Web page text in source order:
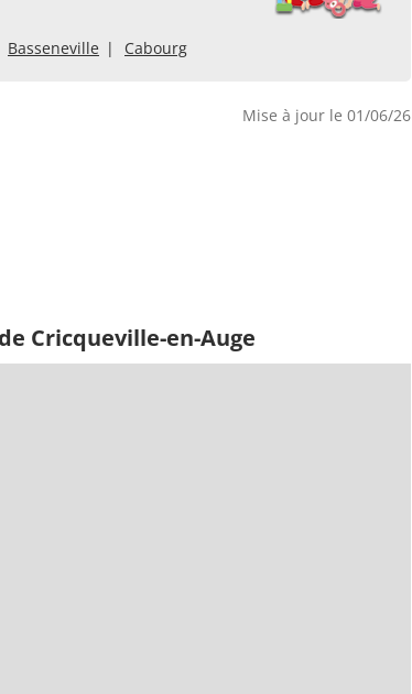
Basseneville Cabourg
Mise à jour le 01/06/26
Cricqueville-en-Auge